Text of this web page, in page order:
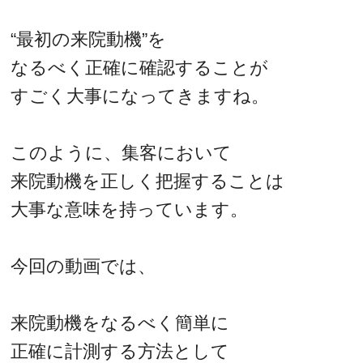
“最初の来院動機”を
なるべく正確に確認することが
すごく大事になってきますね。
このように、集客において
来院動機を正しく把握することは
大事な意味を持っています。
今回の動画では、
来院動機をなるべく簡単に
正確に計測する方法として